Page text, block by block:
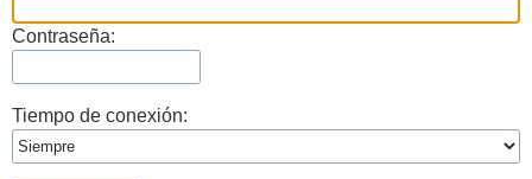
Contraseña:
Tiempo de conexión: